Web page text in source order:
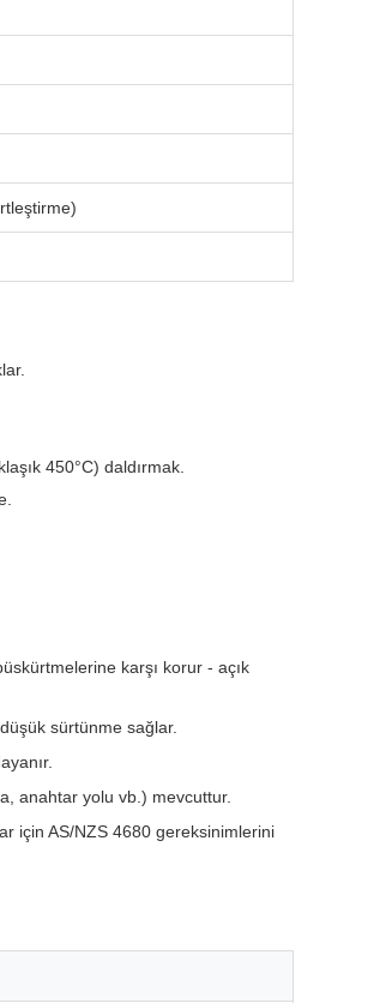
450°C) daldırmak.
karşı korur - açık
sürtünme sağlar.
anahtar yolu vb.) mevcuttur.
için AS/NZS 4680 gereksinimlerini